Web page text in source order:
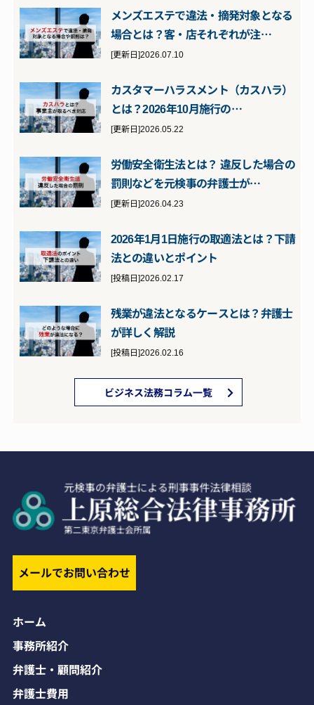
メンズエステで違法・摘発対象となる
場合とは？客・店それぞれが注…
[更新日]2026.07.10
カスタマーハラスメント（カスハラ）
とは？2026年10月施行の…
[更新日]2026.05.22
労働安全衛生法とは？ 違反した場合の
罰則などを元検事の弁護士が…
[更新日]2026.04.23
2026年1月1日施行の取適法とは？下請
法との違いとポイント
[投稿日]2026.02.17
残業が違法となるケースとは？弁護士
が詳しく解説
[投稿日]2026.02.16
ビジネス法務コラム一覧
メールでお問い合わせ
ホーム
事務所紹介
弁護士・顧問紹介
弁護士費用